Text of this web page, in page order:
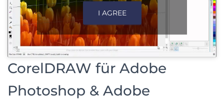
I AGREE
CorelDRAW für Adobe
Photoshop & Adobe